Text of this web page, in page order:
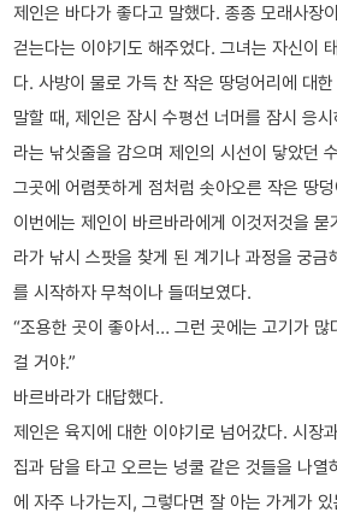
제인은 바다가 좋다고 말했다. 종종 모래사장
걷는다는 이야기도 해주었다. 그녀는 자신이
다. 사방이 물로 가득 찬 작은 땅덩어리에 대
말할 때, 제인은 잠시 수평선 너머를 잠시 응
라는 낚싯줄을 감으며 제인의 시선이 닿았던
그곳에 어렴풋하게 점처럼 솟아오른 작은 땅
이번에는 제인이 바르바라에게 이것저것을
라가 낚시 스팟을 찾게 된 계기나 과정을 궁
를 시작하자 무척이나 들떠보였다.
“조용한 곳이 좋아서… 그런 곳에는 고기가 많
걸 거야.”
바르바라가 대답했다.
제인은 육지에 대한 이야기로 넘어갔다. 시장
집과 담을 타고 오르는 넝쿨 같은 것들을 나열
에 자주 나가는지, 그렇다면 잘 아는 가게가